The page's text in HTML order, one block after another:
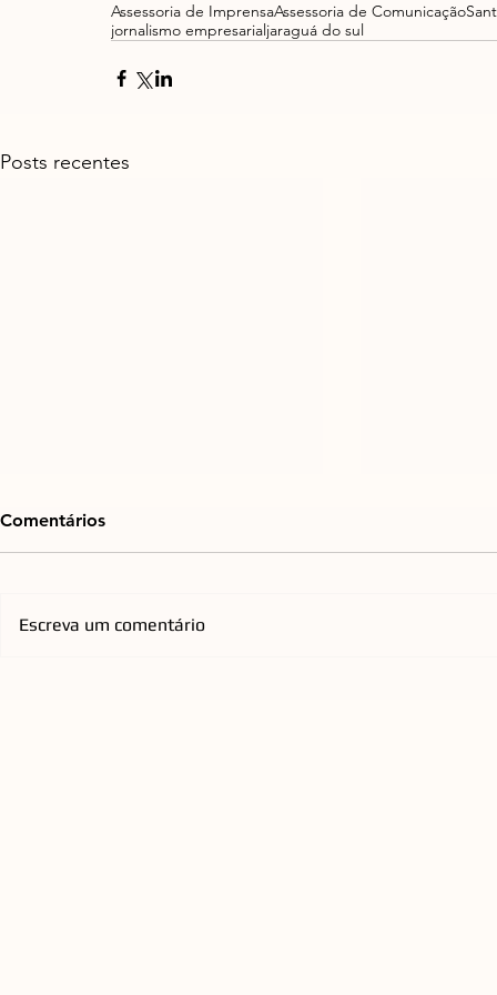
Assessoria de ImprensaAssessoria de Comunicação
jornalismo empresarial jaraguá do sul
Posts recentes
Comentários
Escreva um comentário